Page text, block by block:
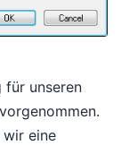
für unseren
wir eine